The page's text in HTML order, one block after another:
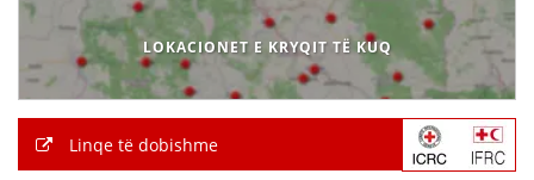
LOKACIONET E KRYQIT TË KUQ
Linqe të dobishme